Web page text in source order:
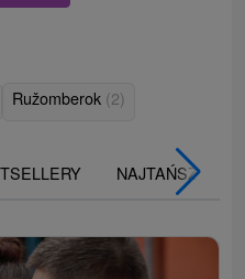
Ružomberok (2)
NAJTAŃSZE